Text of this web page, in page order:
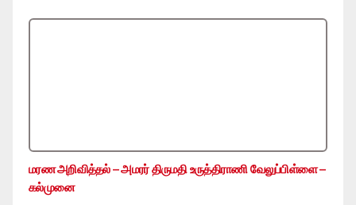
மரண அறிவித்தல் – அமரர் திருமதி உருத்திராணி வேலுப்பிள்ளை –
கல்முனை